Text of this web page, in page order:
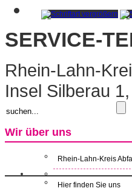
SERVICE-
Rhein-Lahn-
Insel Silberau
Wir über uns
Rhein-Lahn-Kreis
Hier finden Sie uns